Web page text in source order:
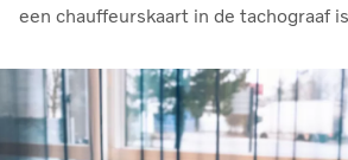
een chauffeurskaart in de tachograaf